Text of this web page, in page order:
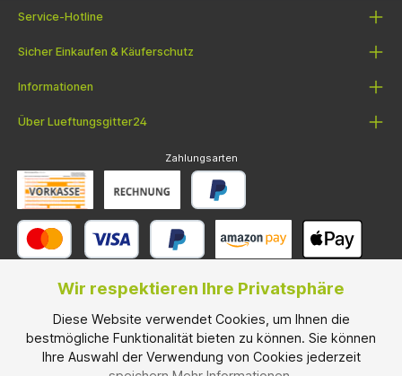
Service-Hotline
Sicher Einkaufen & Käuferschutz
Informationen
Über Lueftungsgitter24
Zahlungsarten
Versandarten
Wir respektieren Ihre Privatsphäre
Diese Website verwendet Cookies, um Ihnen die
bestmögliche Funktionalität bieten zu können. Sie können
Ihre Auswahl der Verwendung von Cookies jederzeit